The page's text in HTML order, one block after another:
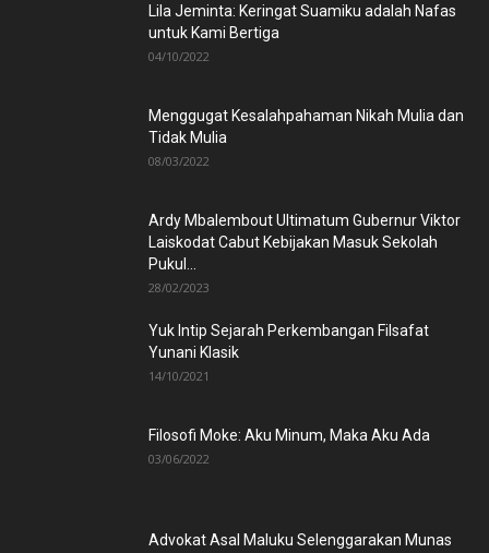
Lila Jeminta: Keringat Suamiku adalah Nafas
untuk Kami Bertiga
04/10/2022
Menggugat Kesalahpahaman Nikah Mulia dan
Tidak Mulia
08/03/2022
Ardy Mbalembout Ultimatum Gubernur Viktor
Laiskodat Cabut Kebijakan Masuk Sekolah
Pukul...
28/02/2023
Yuk Intip Sejarah Perkembangan Filsafat
Yunani Klasik
14/10/2021
Filosofi Moke: Aku Minum, Maka Aku Ada
03/06/2022
Advokat Asal Maluku Selenggarakan Munas